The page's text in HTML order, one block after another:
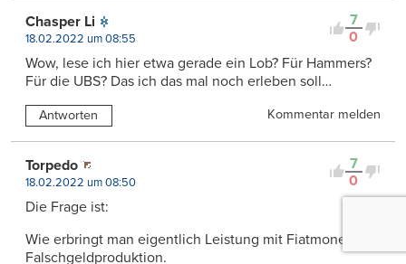
7
0
Chasper Li
18.02.2022 um 08:55
Wow, lese ich hier etwa gerade ein Lob? Für Hammers?
Für die UBS? Das ich das mal noch erleben soll…
Antworten Kommentar melden
7
0
Torpedo
18.02.2022 um 08:50
Die Frage ist:
Wie erbringt man eigentlich Leistung mit Fiatmoney-
Falschgeldproduktion.